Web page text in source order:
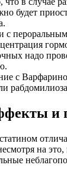
будет
с
надо
с
и
на